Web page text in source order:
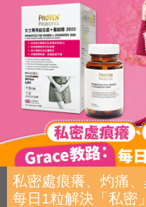
私密處痕癢、灼痛
每日1粒解決「私密